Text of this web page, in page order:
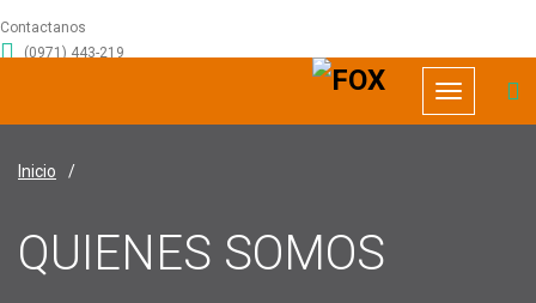
Contactanos
(0971) 443-219
Toggle
navigation
Inicio /
QUIENES SOMOS